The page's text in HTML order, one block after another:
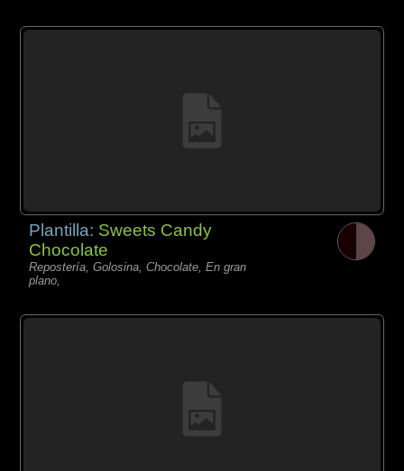
Plantilla: Sweets Candy
Chocolate
Repostería, Golosina, Chocolate, En gran
plano,